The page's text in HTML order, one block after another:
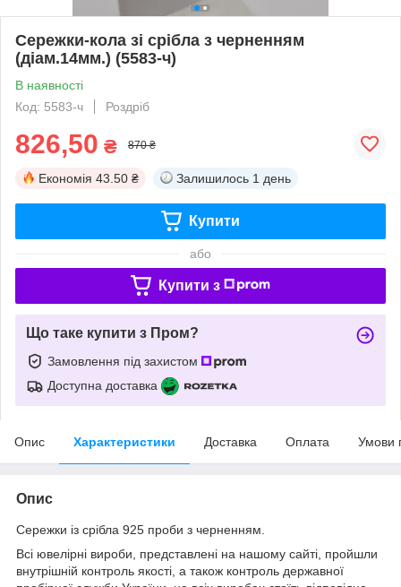
Сережки-кола зі срібла з черненням
(діам.14мм.) (5583-ч)
В наявності
Код: 5583-ч
Роздріб
826,50 ₴ 870 ₴
Економія 43.50 ₴ Залишилось 1 день
Купити
або
Купити з
Що таке купити з Пром?
Замовлення під захистом
Доступна доставка
Опис Характеристики Доставка Оплата Умови
Опис
Сережки із срібла 925 проби з черненням.
Всі ювелірні вироби, представлені на нашому сайті, пройшли
внутрішній контроль якості, а також контроль державної